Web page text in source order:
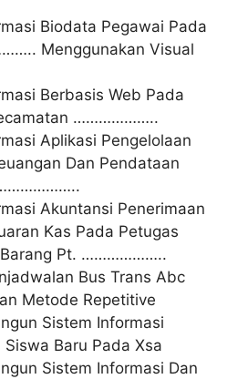
Biodata Pegawai Pada
Menggunakan Visual
Berbasis Web Pada
………………..
Aplikasi Pengelolaan
Dan Pendataan
………………..
Akuntansi Penerimaan
Kas Pada Petugas
Barang Pt. ………………..
Bus Trans Abc
Metode Repetitive
Sistem Informasi
Siswa Baru Pada Xsa
Sistem Informasi Dan